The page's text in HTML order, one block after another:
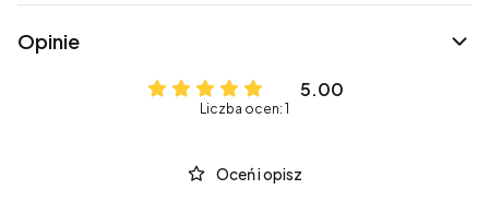
Opinie
5.00
Liczba ocen: 1
Oceń i opisz